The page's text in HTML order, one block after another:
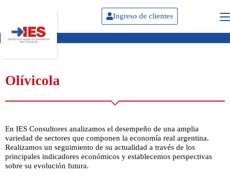
Ingreso de clientes
Olívicola
En IES Consultores analizamos el desempeño de una amplia
variedad de sectores que componen la economía real argentina.
Realizamos un seguimiento de su actualidad a través de los
principales indicadores económicos y establecemos perspectivas
sobre su evolución futura.